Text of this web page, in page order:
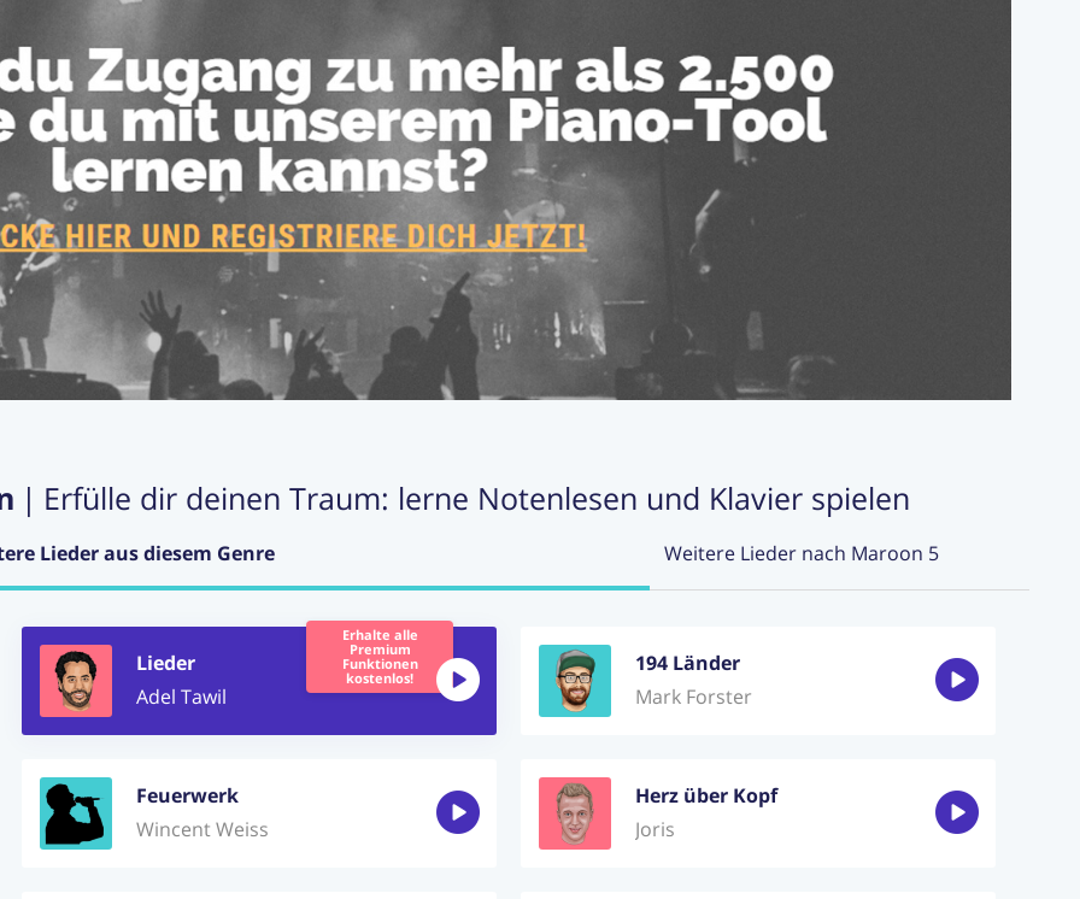
| Erfülle dir deinen Traum: lerne Notenlesen und Klavier spielen
Lieder aus diesem Genre Weitere Lieder nach Maroon 5
Erhalte alle
Premium
Funktionen
kostenlos!
Lieder
Adel Tawil
194 Länder
Mark Forster
Feuerwerk
Wincent Weiss
Herz über Kopf
Joris